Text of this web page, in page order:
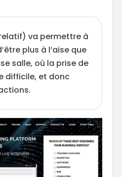
va permettre à
plus à l’aise que
salle, où la prise de
difficile, et donc